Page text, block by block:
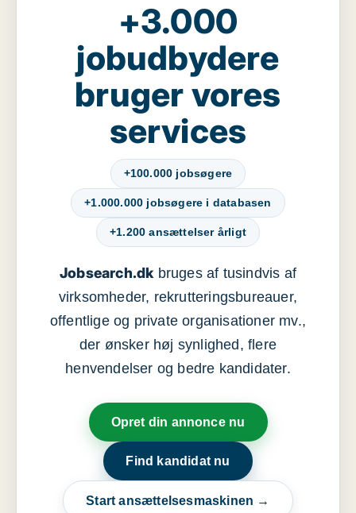
+3.000
jobudbydere
bruger vores
services
+100.000 jobsøgere
+1.000.000 jobsøgere i databasen
+1.200 ansættelser årligt
Jobsearch.dkbruges af tusindvis af
virksomheder, rekrutteringsbureauer,
offentlige og private organisationer mv.,
der ønsker høj synlighed, flere
henvendelser og bedre kandidater.
Opret din annonce nu
Find kandidat nu
Start ansættelsesmaskinen →